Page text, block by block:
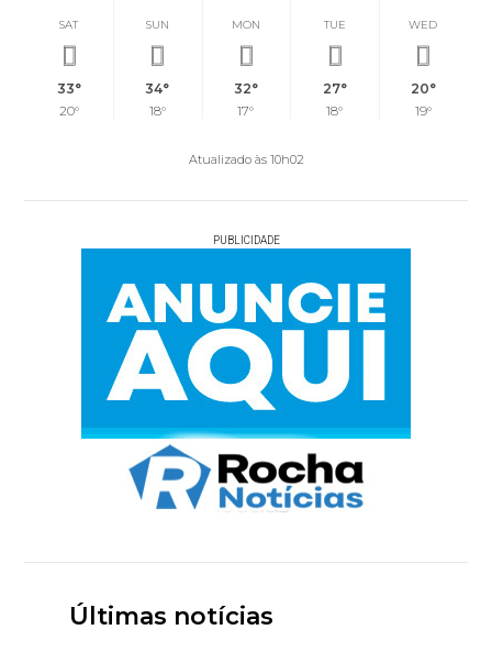
SAT
33°
20°
SUN
34°
18°
MON
32°
17°
TUE
27°
18°
WED
20°
19°
Atualizado às 10h02
PUBLICIDADE
Últimas notícias